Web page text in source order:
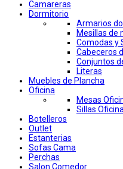
Camareras
Dormitorio
Armarios
Mesillas de
Comodas y
Cabeceros
Conjuntos
Literas
Muebles de Plancha
Oficina
Mesas
Sillas
Botelleros
Outlet
Estanterias
Sofas Cama
Perchas
Salon Comedor